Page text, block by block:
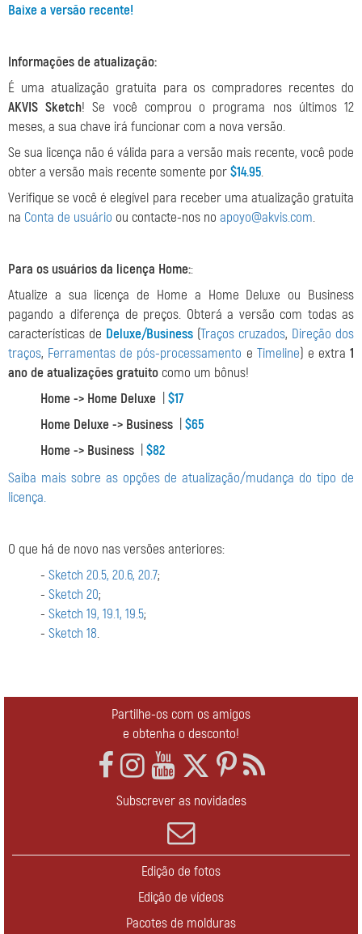
Baixe a versão recente!
Informações de atualização:
É uma atualização gratuita para os compradores recentes do
AKVIS Sketch! Se você comprou o programa nos últimos 12
meses, a sua chave irá funcionar com a nova versão.
Se sua licença não é válida para a versão mais recente, você pode
obter a versão mais recente somente por$14.95.
Verifique se você é elegível para receber uma atualização gratuita
na Conta de usuário ou contacte-nos no apoyo@akvis.com.
Para os usuários da licença Home::
Atualize a sua licença de Home a Home Deluxe ou Business
pagando a diferença de preços. Obterá a versão com todas as
características de Deluxe/Business (Traços cruzados, Direção dos
traços, Ferramentas de pós-processamento e Timeline) e extra 1
ano de atualizações gratuito como um bônus!
Home -> Home Deluxe
$17
Home Deluxe -> Business
$65
Home -> Business
$82
Saiba mais sobre as opções de atualização/mudança do tipo de
licença.
O que há de novo nas versões anteriores:
- Sketch 20.5, 20.6, 20.7;
- Sketch 20;
- Sketch 19, 19.1, 19.5;
- Sketch 18.
Partilhe-os com os amigos
e obtenha o desconto!
Subscrever as novidades
Edição de fotos
Edição de vídeos
Pacotes de molduras